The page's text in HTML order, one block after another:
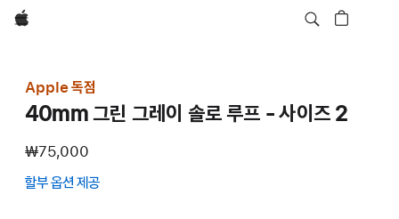
Apple
Apple 독점
40mm 그린 그레이 솔로 루프 - 사이즈 2
₩75,000
할부 옵션 제공